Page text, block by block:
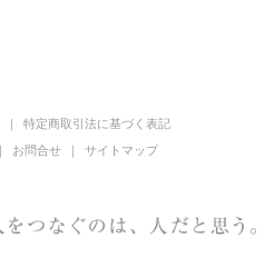
特定商取引法に基づく表記
お問合せ サイトマップ